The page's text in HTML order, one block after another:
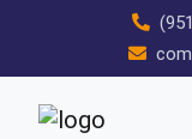
content